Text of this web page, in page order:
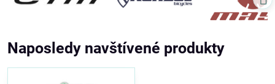
Naposledy navštívené produkty